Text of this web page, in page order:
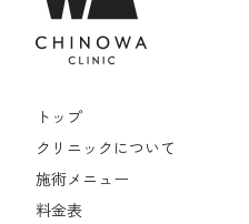
トップ
クリニックについて
施術メニュー
料金表